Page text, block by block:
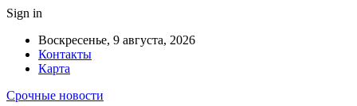
Sign in
Воскресенье, 9 августа, 2026
Контакты
Карта
Срочные новости